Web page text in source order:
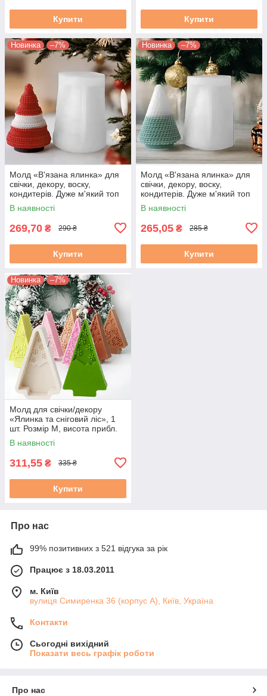
Купити Купити
Новинка –7%
Молд «В'язана ялинка» для
свічки, декору, воску,
кондитерів. Дуже м'який топ
силікон. 1 шт. М. 755. Ок. 8
см
В наявності
269,70 ₴ 290 ₴
Купити
Новинка –7%
Молд «В'язана ялинка» для
свічки, декору, воску,
кондитерів. Дуже м'який топ
силікон. 1 шт. М. 7552. Ок. 8
см
В наявності
265,05 ₴ 285 ₴
Купити
Новинка –7%
Молд для свічки/декору
«Ялинка та сніговий ліс», 1
шт. Розмір М, висота прибл.
12 см
В наявності
311,55 ₴ 335 ₴
Купити
Про нас
99% позитивних з 521 відгука за рік
Працює з 18.03.2011
м. Київ
вулиця Симиренка 36 (корпус А), Київ, Україна
Контакти
Сьогодні вихідний
Показати весь графік роботи
Про нас